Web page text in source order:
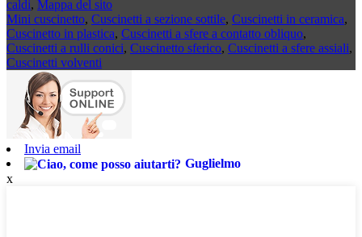
caldi, Mappa del sito
Mini cuscinetto, Cuscinetti a sezione sottile, Cuscinetti in ceramica,
Cuscinetto in plastica, Cuscinetti a sfere a contatto obliquo,
Cuscinetti a rulli conici, Cuscinetto sferico, Cuscinetti a sfere assiali,
Cuscinetti volventi
Invia email
Guglielmo
x